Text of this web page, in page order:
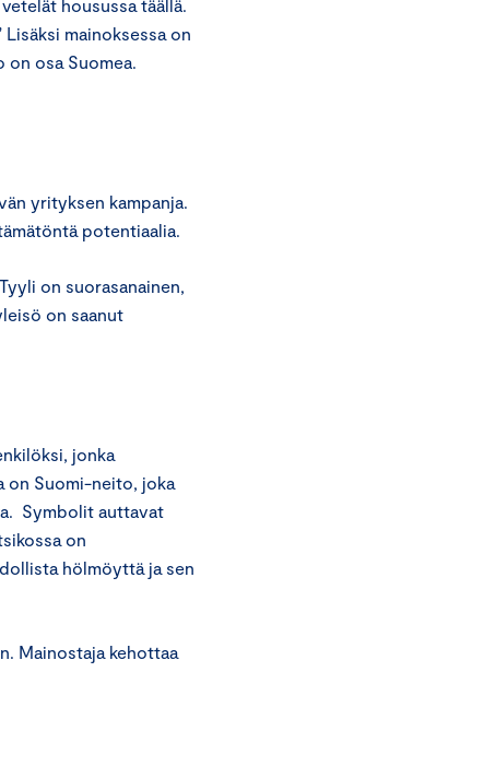
housussa täällä.
mainoksessa on
osa Suomea.
yrityksen kampanja.
potentiaalia.
on suorasanainen,
on saanut
jonka
on Suomi-neito, joka
Symbolit auttavat
on
hölmöyttä ja sen
Mainostaja kehottaa